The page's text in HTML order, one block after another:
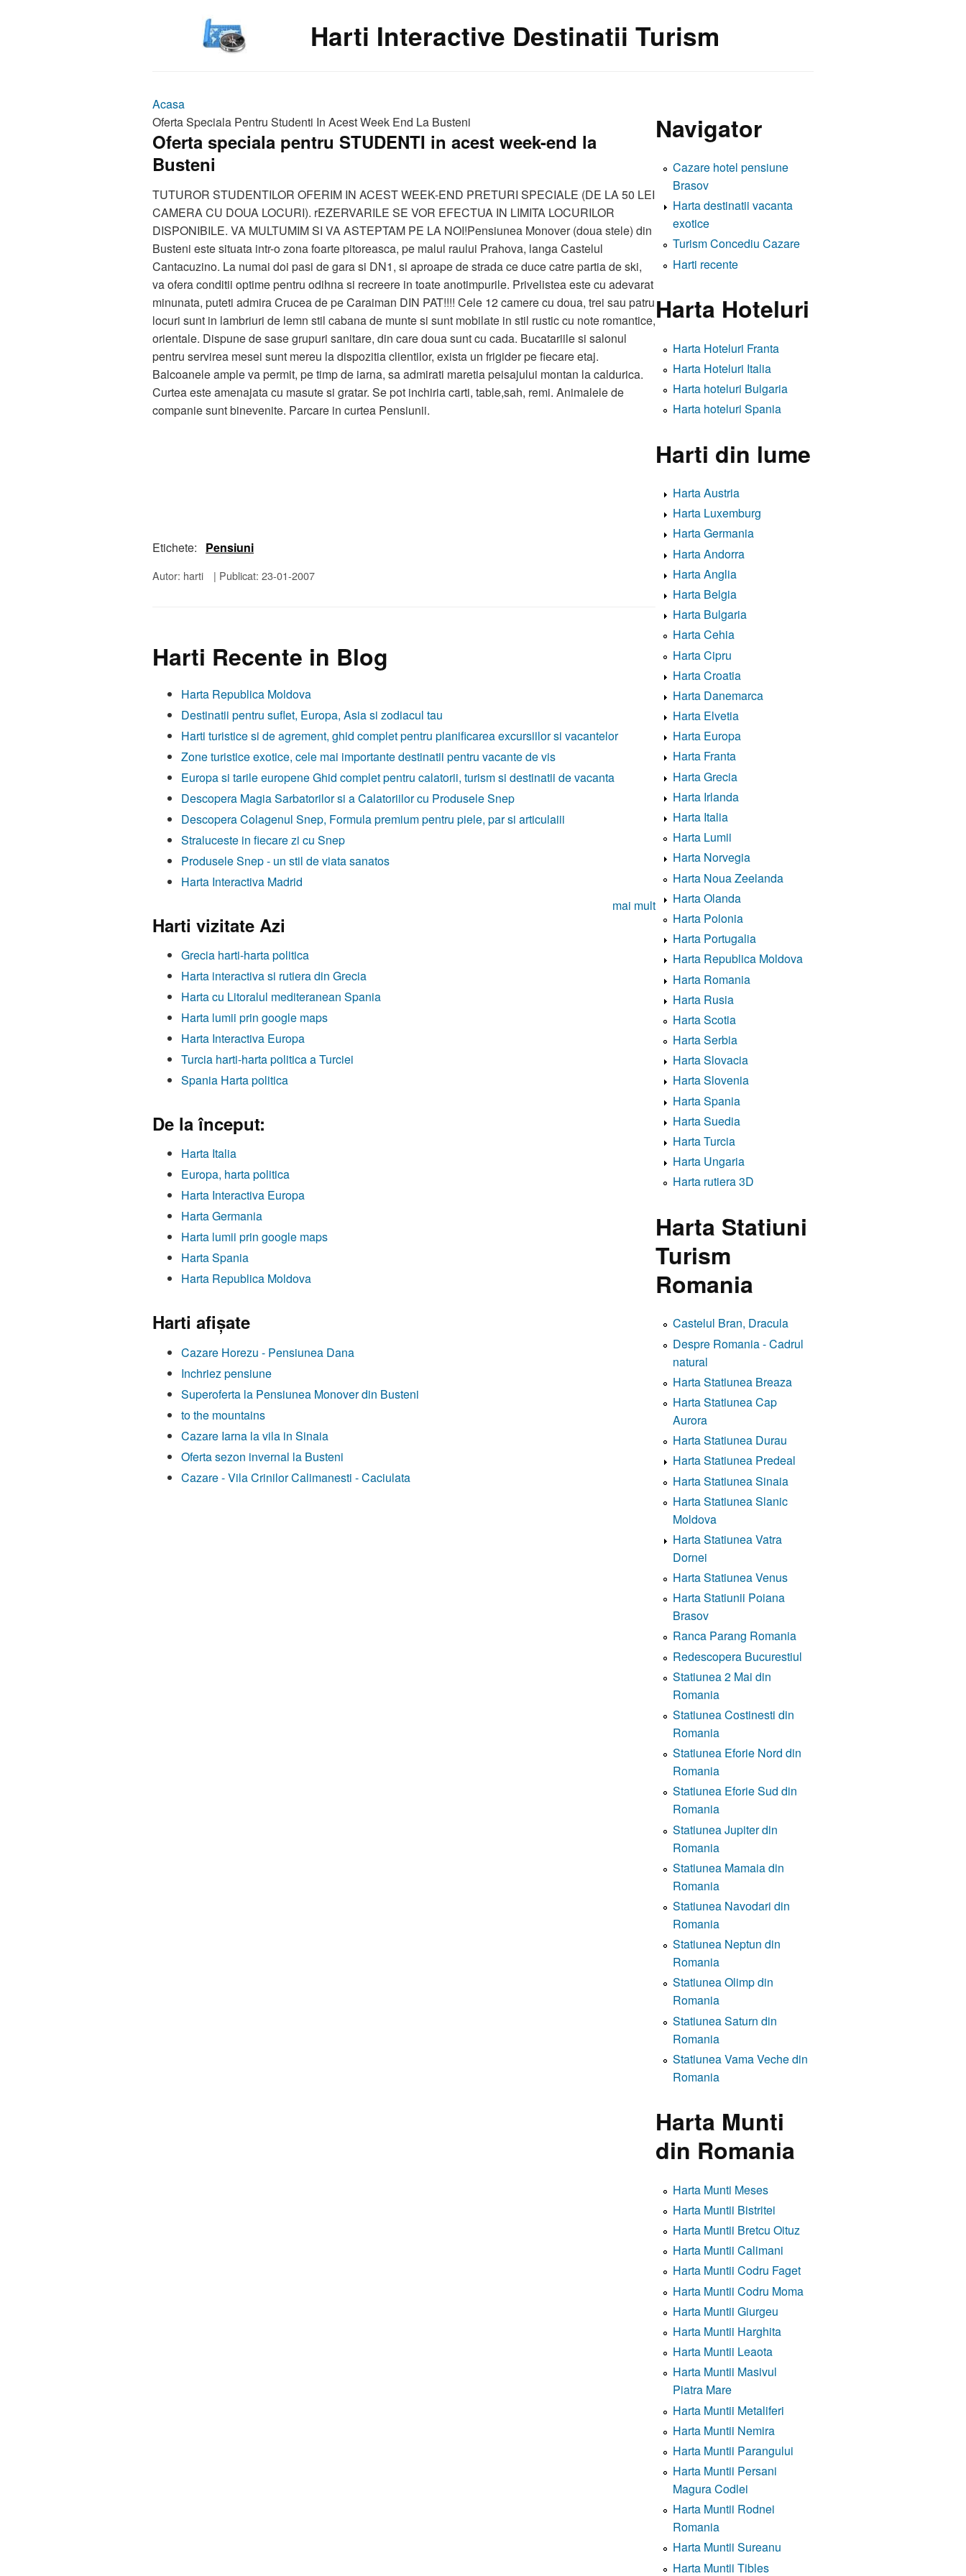
Harti Interactive Destinatii Turism
Acasa
Oferta Speciala Pentru Studenti In Acest Week End La Busteni
Oferta speciala pentru STUDENTI in acest week-end la
Busteni
TUTUROR STUDENTILOR OFERIM IN ACEST WEEK-END PRETURI SPECIALE (DE LA 50 LEI
CAMERA CU DOUA LOCURI). rEZERVARILE SE VOR EFECTUA IN LIMITA LOCURILOR
DISPONIBILE. VA MULTUMIM SI VA ASTEPTAM PE LA NOI!Pensiunea Monover (doua stele) din
Busteni este situata intr-o zona foarte pitoreasca, pe malul raului Prahova, langa Castelul
Cantacuzino. La numai doi pasi de gara si DN1, si aproape de strada ce duce catre partia de ski,
va ofera conditii optime pentru odihna si recreere in toate anotimpurile. Privelistea este cu adevarat
minunata, puteti admira Crucea de pe Caraiman DIN PAT!!!! Cele 12 camere cu doua, trei sau patru
locuri sunt in lambriuri de lemn stil cabana de munte si sunt mobilate in stil rustic cu note romantice,
orientale. Dispune de sase grupuri sanitare, din care doua sunt cu cada. Bucatariile si salonul
pentru servirea mesei sunt mereu la dispozitia clientilor, exista un frigider pe fiecare etaj.
Balcoanele ample va permit, pe timp de iarna, sa admirati maretia peisajului montan la caldurica.
Curtea este amenajata cu masute si gratar. Se pot inchiria carti, table,sah, remi. Animalele de
companie sunt binevenite. Parcare in curtea Pensiunii.
Etichete: Pensiuni
Autor: harti | Publicat: 23-01-2007
Harti Recente in Blog
Harta Republica Moldova
Destinatii pentru suflet, Europa, Asia si zodiacul tau
Harti turistice si de agrement, ghid complet pentru planificarea excursiilor si vacantelor
Zone turistice exotice, cele mai importante destinatii pentru vacante de vis
Europa si tarile europene Ghid complet pentru calatorii, turism si destinatii de vacanta
Descopera Magia Sarbatorilor si a Calatoriilor cu Produsele Snep
Descopera Colagenul Snep, Formula premium pentru piele, par si articulaiii
Straluceste in fiecare zi cu Snep
Produsele Snep - un stil de viata sanatos
Harta Interactiva Madrid
mai mult
Harti vizitate Azi
Grecia harti-harta politica
Harta interactiva si rutiera din Grecia
Harta cu Litoralul mediteranean Spania
Harta lumii prin google maps
Harta Interactiva Europa
Turcia harti-harta politica a Turciei
Spania Harta politica
De la început:
Harta Italia
Europa, harta politica
Harta Interactiva Europa
Harta Germania
Harta lumii prin google maps
Harta Spania
Harta Republica Moldova
Harti afişate
Cazare Horezu - Pensiunea Dana
Inchriez pensiune
Superoferta la Pensiunea Monover din Busteni
to the mountains
Cazare Iarna la vila in Sinaia
Oferta sezon invernal la Busteni
Cazare - Vila Crinilor Calimanesti - Caciulata
Navigator
Cazare hotel pensiune
Brasov
Harta destinatii vacanta
exotice
Turism Concediu Cazare
Harti recente
Harta Hoteluri
Harta Hoteluri Franta
Harta Hoteluri Italia
Harta hoteluri Bulgaria
Harta hoteluri Spania
Harti din lume
Harta Austria
Harta Luxemburg
Harta Germania
Harta Andorra
Harta Anglia
Harta Belgia
Harta Bulgaria
Harta Cehia
Harta Cipru
Harta Croatia
Harta Danemarca
Harta Elvetia
Harta Europa
Harta Franta
Harta Grecia
Harta Irlanda
Harta Italia
Harta Lumii
Harta Norvegia
Harta Noua Zeelanda
Harta Olanda
Harta Polonia
Harta Portugalia
Harta Republica Moldova
Harta Romania
Harta Rusia
Harta Scotia
Harta Serbia
Harta Slovacia
Harta Slovenia
Harta Spania
Harta Suedia
Harta Turcia
Harta Ungaria
Harta rutiera 3D
Harta Statiuni
Turism
Romania
Castelul Bran, Dracula
Despre Romania - Cadrul
natural
Harta Statiunea Breaza
Harta Statiunea Cap
Aurora
Harta Statiunea Durau
Harta Statiunea Predeal
Harta Statiunea Sinaia
Harta Statiunea Slanic
Moldova
Harta Statiunea Vatra
Dornei
Harta Statiunea Venus
Harta Statiunii Poiana
Brasov
Ranca Parang Romania
Redescopera Bucurestiul
Statiunea 2 Mai din
Romania
Statiunea Costinesti din
Romania
Statiunea Eforie Nord din
Romania
Statiunea Eforie Sud din
Romania
Statiunea Jupiter din
Romania
Statiunea Mamaia din
Romania
Statiunea Navodari din
Romania
Statiunea Neptun din
Romania
Statiunea Olimp din
Romania
Statiunea Saturn din
Romania
Statiunea Vama Veche din
Romania
Harta Munti
din Romania
Harta Munti Meses
Harta Muntii Bistritei
Harta Muntii Bretcu Oituz
Harta Muntii Calimani
Harta Muntii Codru Faget
Harta Muntii Codru Moma
Harta Muntii Giurgeu
Harta Muntii Harghita
Harta Muntii Leaota
Harta Muntii Masivul
Piatra Mare
Harta Muntii Metaliferi
Harta Muntii Nemira
Harta Muntii Parangului
Harta Muntii Persani
Magura Codlei
Harta Muntii Rodnei
Romania
Harta Muntii Sureanu
Harta Muntii Tibles